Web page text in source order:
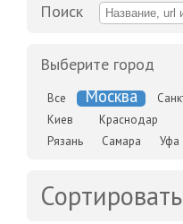
Поиск
Выберите город
Все Москва
Киев
Краснодар
Рязань
Самара Уфа